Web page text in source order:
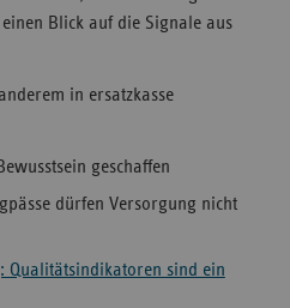
Blick auf die Signale aus
in ersatzkasse
geschaffen
dürfen Versorgung nicht
Qualitätsindikatoren sind ein